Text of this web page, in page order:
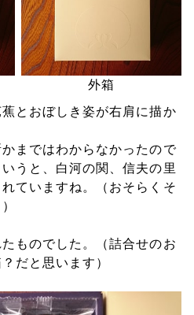
外箱
とおぼしき姿が右肩に描か
まではわからなかったので
うと、白河の関、信夫の里
ていますね。（おそらくそ
ものでした。（詰合せのお
だと思います）